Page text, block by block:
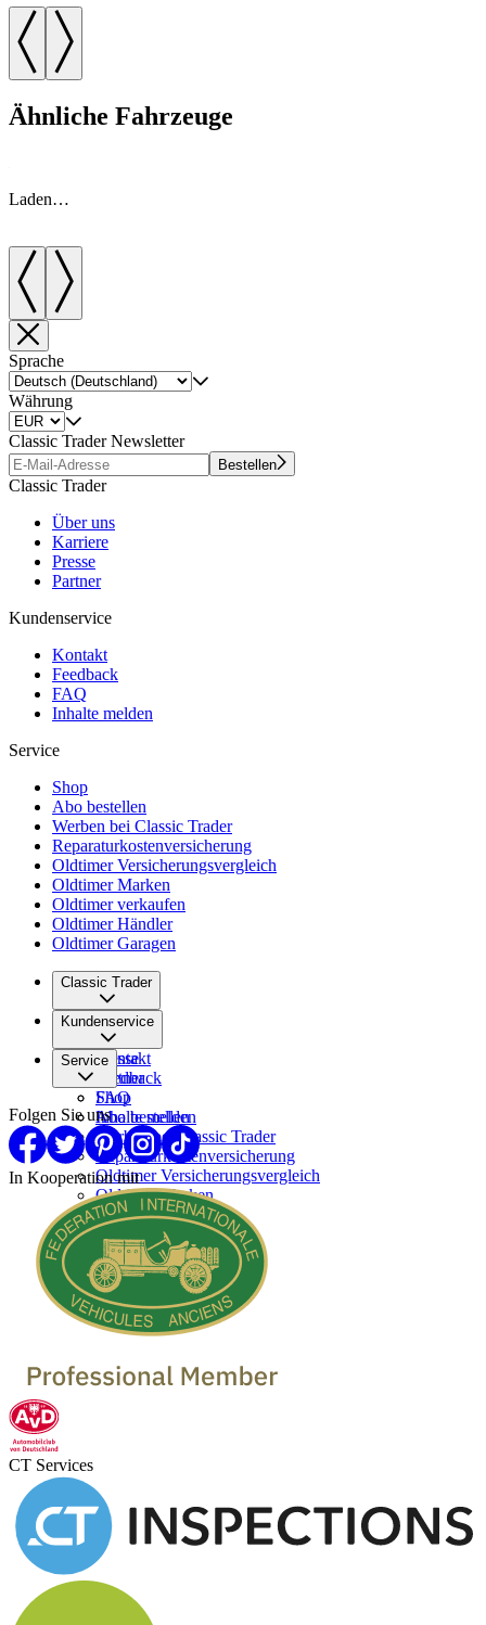
Ähnliche Fahrzeuge
Laden…
Sprache
Währung
Classic Trader Newsletter
Bestellen
Classic Trader
Über uns
Karriere
Presse
Partner
Kundenservice
Kontakt
Feedback
FAQ
Inhalte melden
Service
Shop
Abo bestellen
Werben bei Classic Trader
Reparaturkostenversicherung
Oldtimer Versicherungsvergleich
Oldtimer Marken
Oldtimer verkaufen
Oldtimer Händler
Oldtimer Garagen
Classic Trader
Über uns
Karriere
Presse
Partner
Kundenservice
Kontakt
Feedback
FAQ
Inhalte melden
Service
Shop
Abo bestellen
Werben bei Classic Trader
Reparaturkostenversicherung
Oldtimer Versicherungsvergleich
Oldtimer Marken
Oldtimer verkaufen
Oldtimer Händler
Oldtimer Garagen
Folgen Sie uns
In Kooperation mit
CT Services